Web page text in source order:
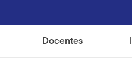
Docentes